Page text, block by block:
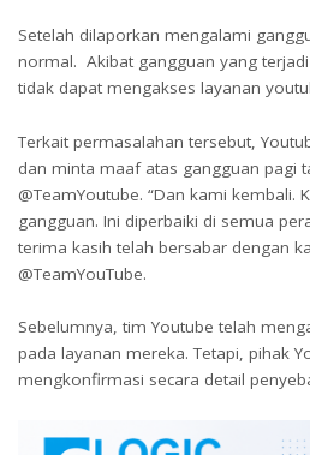
Setelah dilaporkan mengalami
normal. Akibat gangguan yang
tidak dapat mengakses layanan
Terkait permasalahan tersebut,
dan minta maaf atas gangguan pagi
@TeamYoutube. “Dan kami kembali.
gangguan. Ini diperbaiki di semua
terima kasih telah bersabar dengan
@TeamYouTube.
Sebelumnya, tim Youtube telah
pada layanan mereka. Tetapi, pihak
mengkonfirmasi secara detail